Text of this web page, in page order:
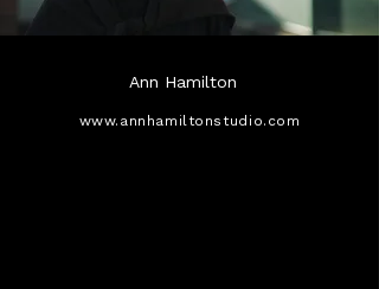
Ann Hamilton
www.annhamiltonstudio.com